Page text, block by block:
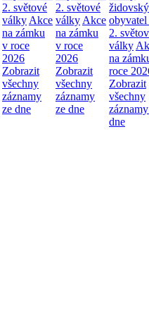
2. světové
války Akce
na zámku
v roce
2026
Zobrazit
všechny
záznamy
ze dne
2. světové
války Akce
na zámku
v roce
2026
Zobrazit
všechny
záznamy
ze dne
obyvatel
2.
války
na
roce
Zobrazit
všechny
dne